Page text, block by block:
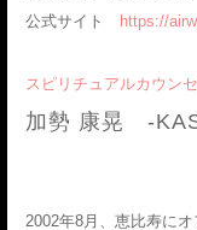
公式サイト
https://
スピリチュアルカウン
加勢 康晃 -
2002年8月、恵比寿に